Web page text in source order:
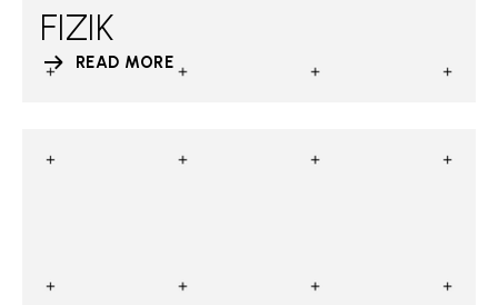
FIZIK
READ MORE